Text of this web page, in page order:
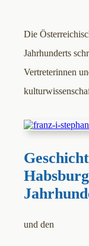
Die
Jahrhunderts
Vertreterinnen
und den